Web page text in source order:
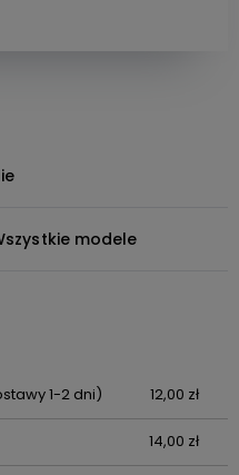
modele
kosztów płatności
1-2 dni) 12,00 zł
14,00 zł